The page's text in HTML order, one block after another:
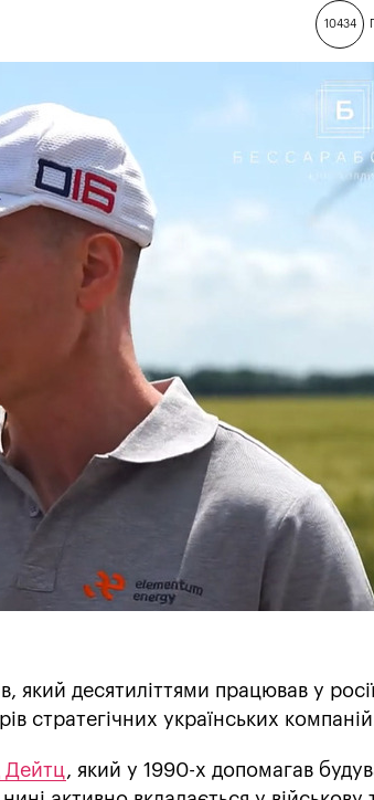
10434
який десятиліттями працював у
стратегічних українських
Дейтц, який у 1990-х допомагав